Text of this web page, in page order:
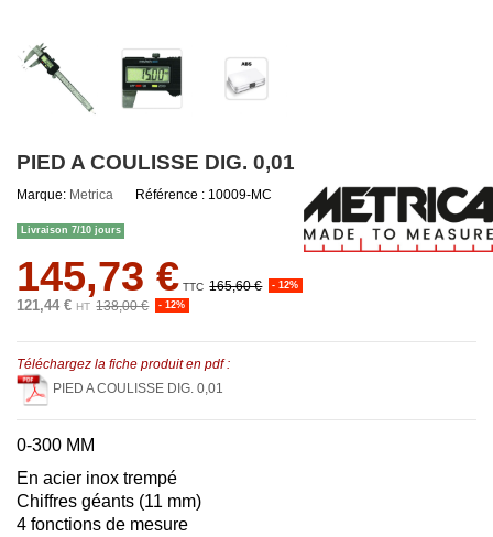
PIED A COULISSE DIG. 0,01
Marque: Metrica Référence : 10009-MC
Livraison 7/10 jours
145,73 € TTC 165,60 € - 12%
121,44 € HT 138,00 € - 12%
Téléchargez la fiche produit en pdf :
PIED A COULISSE DIG. 0,01
0-300 MM
En acier inox trempé
Chiffres géants (11 mm)
4 fonctions de mesure